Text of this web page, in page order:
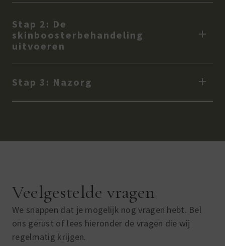
Stap 2: De
skinboosterbehandeling
uitvoeren
Stap 3: Nazorg
Veelgestelde vragen
We snappen dat je mogelijk nog vragen hebt. Bel
ons gerust of lees hieronder de vragen die wij
regelmatig krijgen.